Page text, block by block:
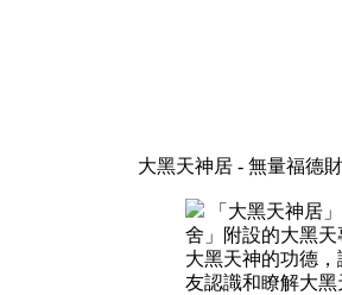
大黑天神居 - 無量福德
「大黑天神居
舍」附設的大黑
大黑天神的功德
友認識和瞭解大